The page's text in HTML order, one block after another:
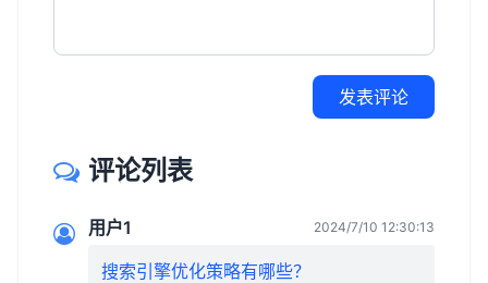
发表评论
评论列表
用户1 2024/7/10 12:30:13
搜索引擎优化策略有哪些？